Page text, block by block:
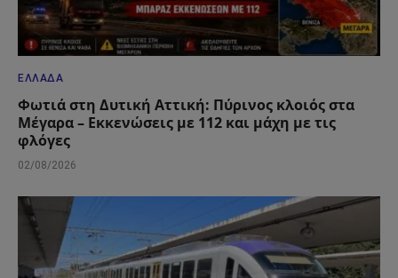
ΕΛΛΆΔΑ
Φωτιά στη Δυτική Αττική: Πύρινος κλοιός στα
Μέγαρα – Εκκενώσεις με 112 και μάχη με τις
φλόγες
02/08/2026